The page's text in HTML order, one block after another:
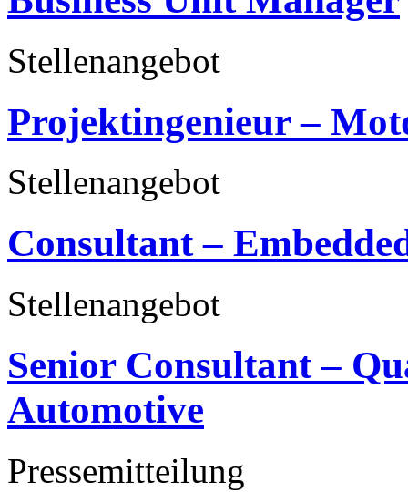
Stellenangebot
Projektingenieur –
Stellenangebot
Consultant –
Stellenangebot
Senior Consultant –
Automotive
Pressemitteilung